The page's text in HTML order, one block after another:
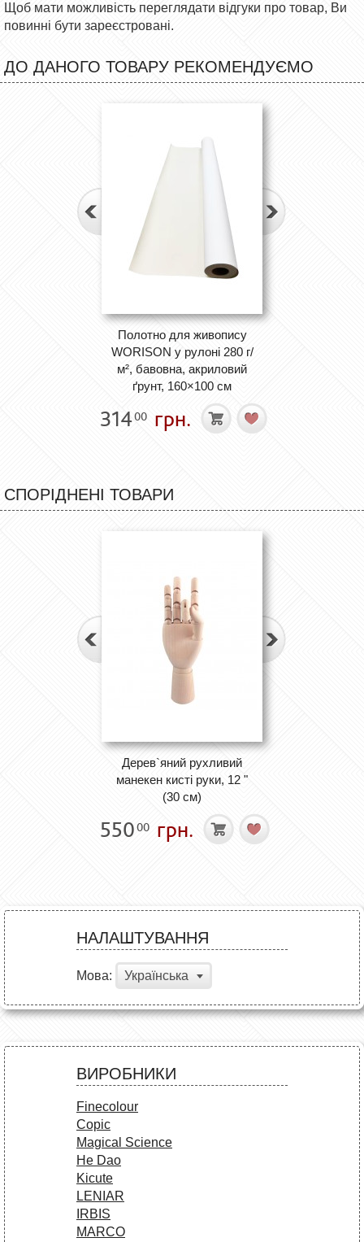
Щоб мати можливість переглядати відгуки про товар, Ви
повинні бути зареєстровані.
ДО ДАНОГО ТОВАРУ РЕКОМЕНДУЄМО
Полотно для живопису
WORISON у рулоні 280 г/
м², бавовна, акриловий
ґрунт, 160×100 см
31400 грн.
СПОРІДНЕНІ ТОВАРИ
Дерев`яний рухливий
манекен кисті руки, 12 "
(30 см)
55000 грн.
НАЛАШТУВАННЯ
Мова: Українська
ВИРОБНИКИ
Finecolour
Copic
Magical Science
He Dao
Kicute
LENIAR
IRBIS
MARCO